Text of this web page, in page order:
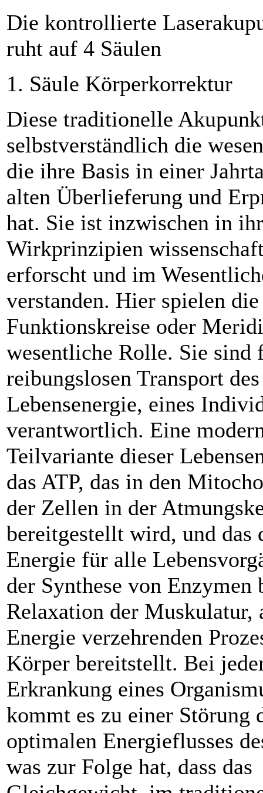
Die kontrollierte
ruht auf 4 Säulen
1. Säule Körperkorrektur
Diese traditionelle
selbstverständlich die
die ihre Basis in einer
alten Überlieferung und
hat. Sie ist inzwischen in
Wirkprinzipien
erforscht und im
verstanden. Hier spielen die
Funktionskreise oder
wesentliche Rolle. Sie sind
reibungslosen Transport
Lebensenergie, eines
verantwortlich. Eine
Teilvariante dieser
das ATP, das in den
der Zellen in der
bereitgestellt wird, und das
Energie für alle
der Synthese von Enzymen
Relaxation der Muskulatur,
Energie verzehrenden
Körper bereitstellt. Bei
Erkrankung eines
kommt es zu einer Störung
optimalen Energieflusses
was zur Folge hat, dass das